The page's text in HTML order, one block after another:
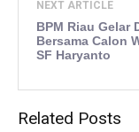
NEXT ARTICLE
BPM Riau Gelar
Bersama Calon
SF Haryanto
Related Posts